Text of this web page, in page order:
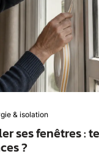
& isolation
ses fenêtres :
?